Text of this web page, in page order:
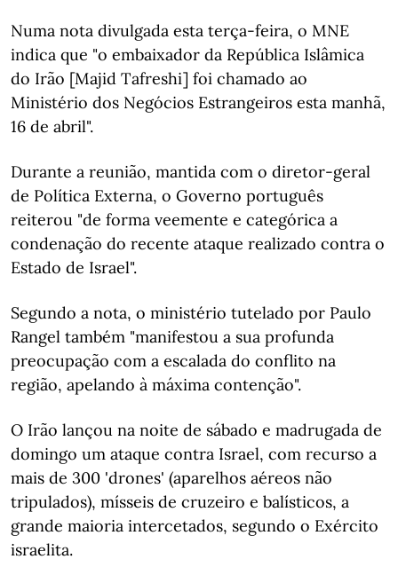
Numa nota divulgada esta terça-feira, o MNE
indica que "o embaixador da República Islâmica
do Irão [Majid Tafreshi] foi chamado ao
Ministério dos Negócios Estrangeiros esta manhã,
16 de abril".
Durante a reunião, mantida com o diretor-geral
de Política Externa, o Governo português
reiterou "de forma veemente e categórica a
condenação do recente ataque realizado contra o
Estado de Israel".
Segundo a nota, o ministério tutelado por Paulo
Rangel também "manifestou a sua profunda
preocupação com a escalada do conflito na
região, apelando à máxima contenção".
O Irão lançou na noite de sábado e madrugada de
domingo um ataque contra Israel, com recurso a
mais de 300 'drones' (aparelhos aéreos não
tripulados), mísseis de cruzeiro e balísticos, a
grande maioria intercetados, segundo o Exército
israelita.